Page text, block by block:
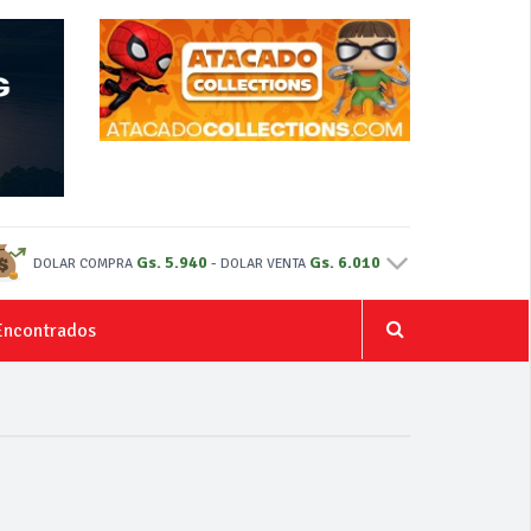
DOLAR COMPRA Gs. 5.940 - DOLAR VENTA Gs. 6.010